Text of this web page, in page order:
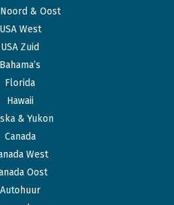
Noord & Oost
USA West
USA Zuid
Bahama’s
Florida
Hawaii
& Yukon
Canada
West
Oost
Autohuur